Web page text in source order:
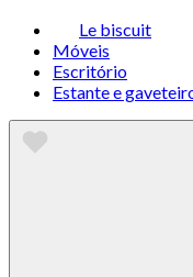
Le biscuit
Móveis
Escritório
Estante e